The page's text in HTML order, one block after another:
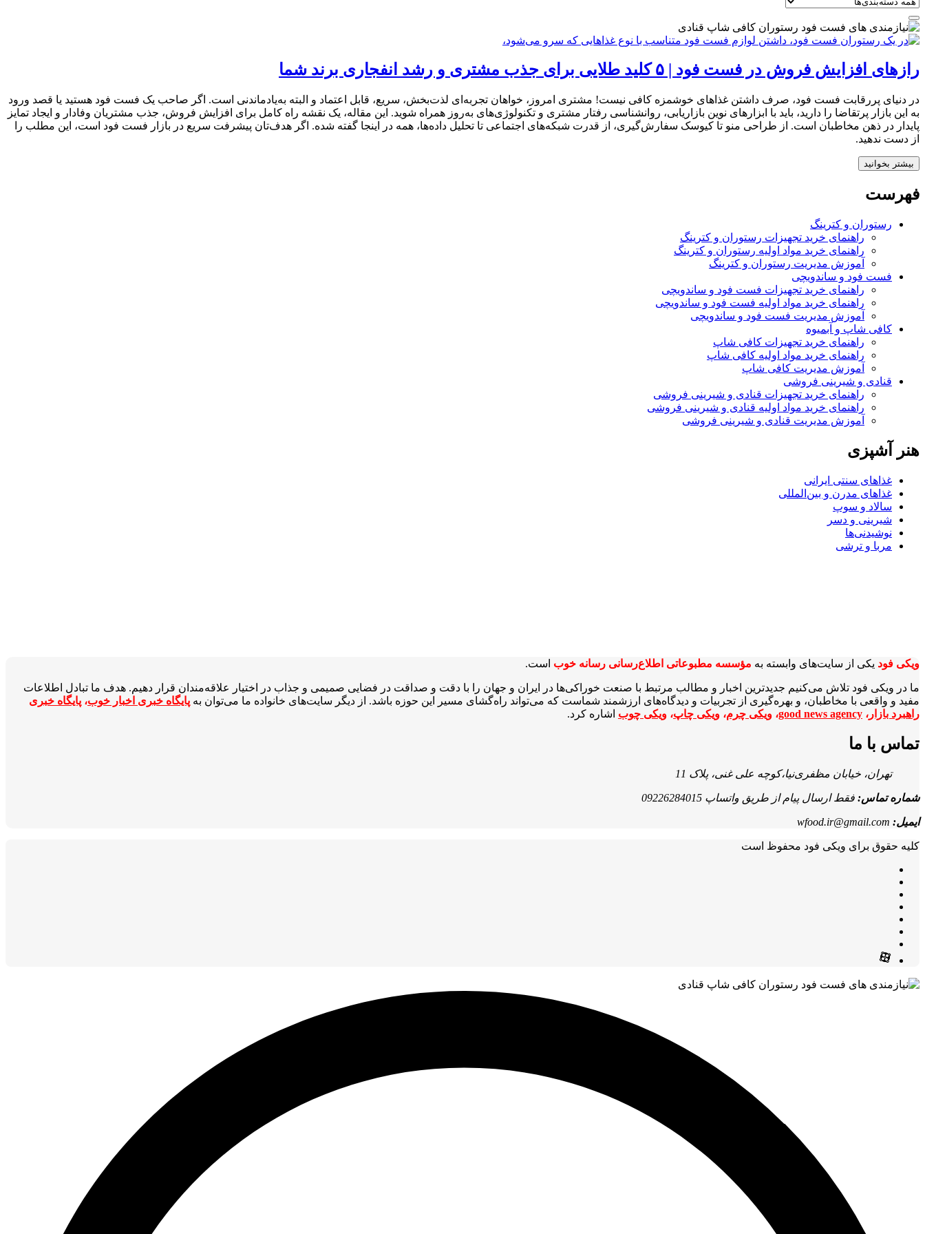
رازهای افزایش فروش در فست فود | ۵ کلید طلایی برای جذب مشتری و رشد انفجاری برند شما
در دنیای پررقابت فست فود، صرف داشتن غذاهای خوشمزه کافی نیست! مشتری امروز، خواهان تجربه‌ای لذت‌بخش، سریع، قابل اعتماد و البته به‌یادماندنی است. اگر صاحب یک فست فود هستید یا قصد ورود
به این بازار پرتقاضا را دارید، باید با ابزارهای نوین بازاریابی، روانشناسی رفتار مشتری و تکنولوژی‌های به‌روز همراه شوید. این مقاله، یک نقشه راه کامل برای افزایش فروش، جذب مشتریان وفادار و ایجاد تمایز
پایدار در ذهن مخاطبان است. از طراحی منو تا کیوسک سفارش‌گیری، از قدرت شبکه‌های اجتماعی تا تحلیل داده‌ها، همه در اینجا گفته شده. اگر هدف‌تان پیشرفت سریع در بازار فست فود است، این مطلب را
از دست ندهید.
بیشتر بخوانید
فهرست
رستوران و کترینگ
راهنمای خرید تجهیزات رستوران و کترینگ
راهنمای خرید مواد اولیه رستوران و کترینگ
آموزش مدیریت رستوران و کترینگ
فست فود و ساندویچی
راهنمای خرید تجهیزات فست فود و ساندویچی
راهنمای خرید مواد اولیه فست فود و ساندویچی
آموزش مدیریت فست فود و ساندویچی
کافی شاپ و آبمیوه
راهنمای خرید تجهیزات کافی شاپ
راهنمای خرید مواد اولیه کافی‌ شاپ‌
آموزش مدیریت کافی شاپ
قنادی و شیرینی فروشی
راهنمای خرید تجهیزات قنادی و شیرینی فروشی
راهنمای خرید مواد اولیه قنادی و شیرینی فروشی
آموزش مدیریت قنادی و شیرینی فروشی
هنر آشپزی
غذاهای سنتی ایرانی
غذاهای مدرن و بین‌المللی
سالاد و سوپ
شیرینی و دسر
نوشیدنی‌ها
مربا و ترشی
ویکی‌ فود یکی از سایت‌های وابسته به مؤسسه مطبوعاتی اطلاع‌رسانی رسانه خوب است.
ما در ویکی‌ فود تلاش می‌کنیم جدیدترین اخبار و مطالب مرتبط با صنعت خوراکی‌ها در ایران و جهان را با دقت و صداقت در فضایی صمیمی و جذاب در اختیار علاقه‌مندان قرار دهیم. هدف ما تبادل اطلاعات
مفید و واقعی با مخاطبان، و بهره‌گیری از تجربیات و دیدگاه‌های ارزشمند شماست که می‌تواند راه‌گشای مسیر این حوزه باشد. از دیگر سایت‌های خانواده ما می‌توان به پایگاه خبری اخبار خوب، پایگاه خبری
راهبرد بازار ، good news agency، ویکی چرم، ویکی چاپ، ویکی چوب اشاره کرد.
تماس با ما
تهران، خیابان مظفری‌نیا،کوچه علی غنی، پلاک 11
شماره تماس: فقط ارسال پیام از طریق واتساپ 09226284015
ایمیل: wfood.ir@gmail.com
کلیه حقوق برای ویکی فود محفوظ است